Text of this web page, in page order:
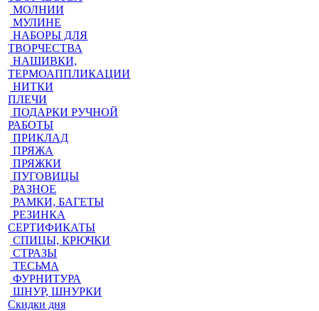
МОЛНИИ
МУЛИНЕ
НАБОРЫ ДЛЯ
ТВОРЧЕСТВА
НАШИВКИ,
ТЕРМОАППЛИКАЦИИ
НИТКИ
ПЛЕЧИ
ПОДАРКИ РУЧНОЙ
РАБОТЫ
ПРИКЛАД
ПРЯЖА
ПРЯЖКИ
ПУГОВИЦЫ
РАЗНОЕ
РАМКИ, БАГЕТЫ
РЕЗИНКА
СЕРТИФИКАТЫ
СПИЦЫ, КРЮЧКИ
СТРАЗЫ
ТЕСЬМА
ФУРНИТУРА
ШНУР, ШНУРКИ
Скидки дня